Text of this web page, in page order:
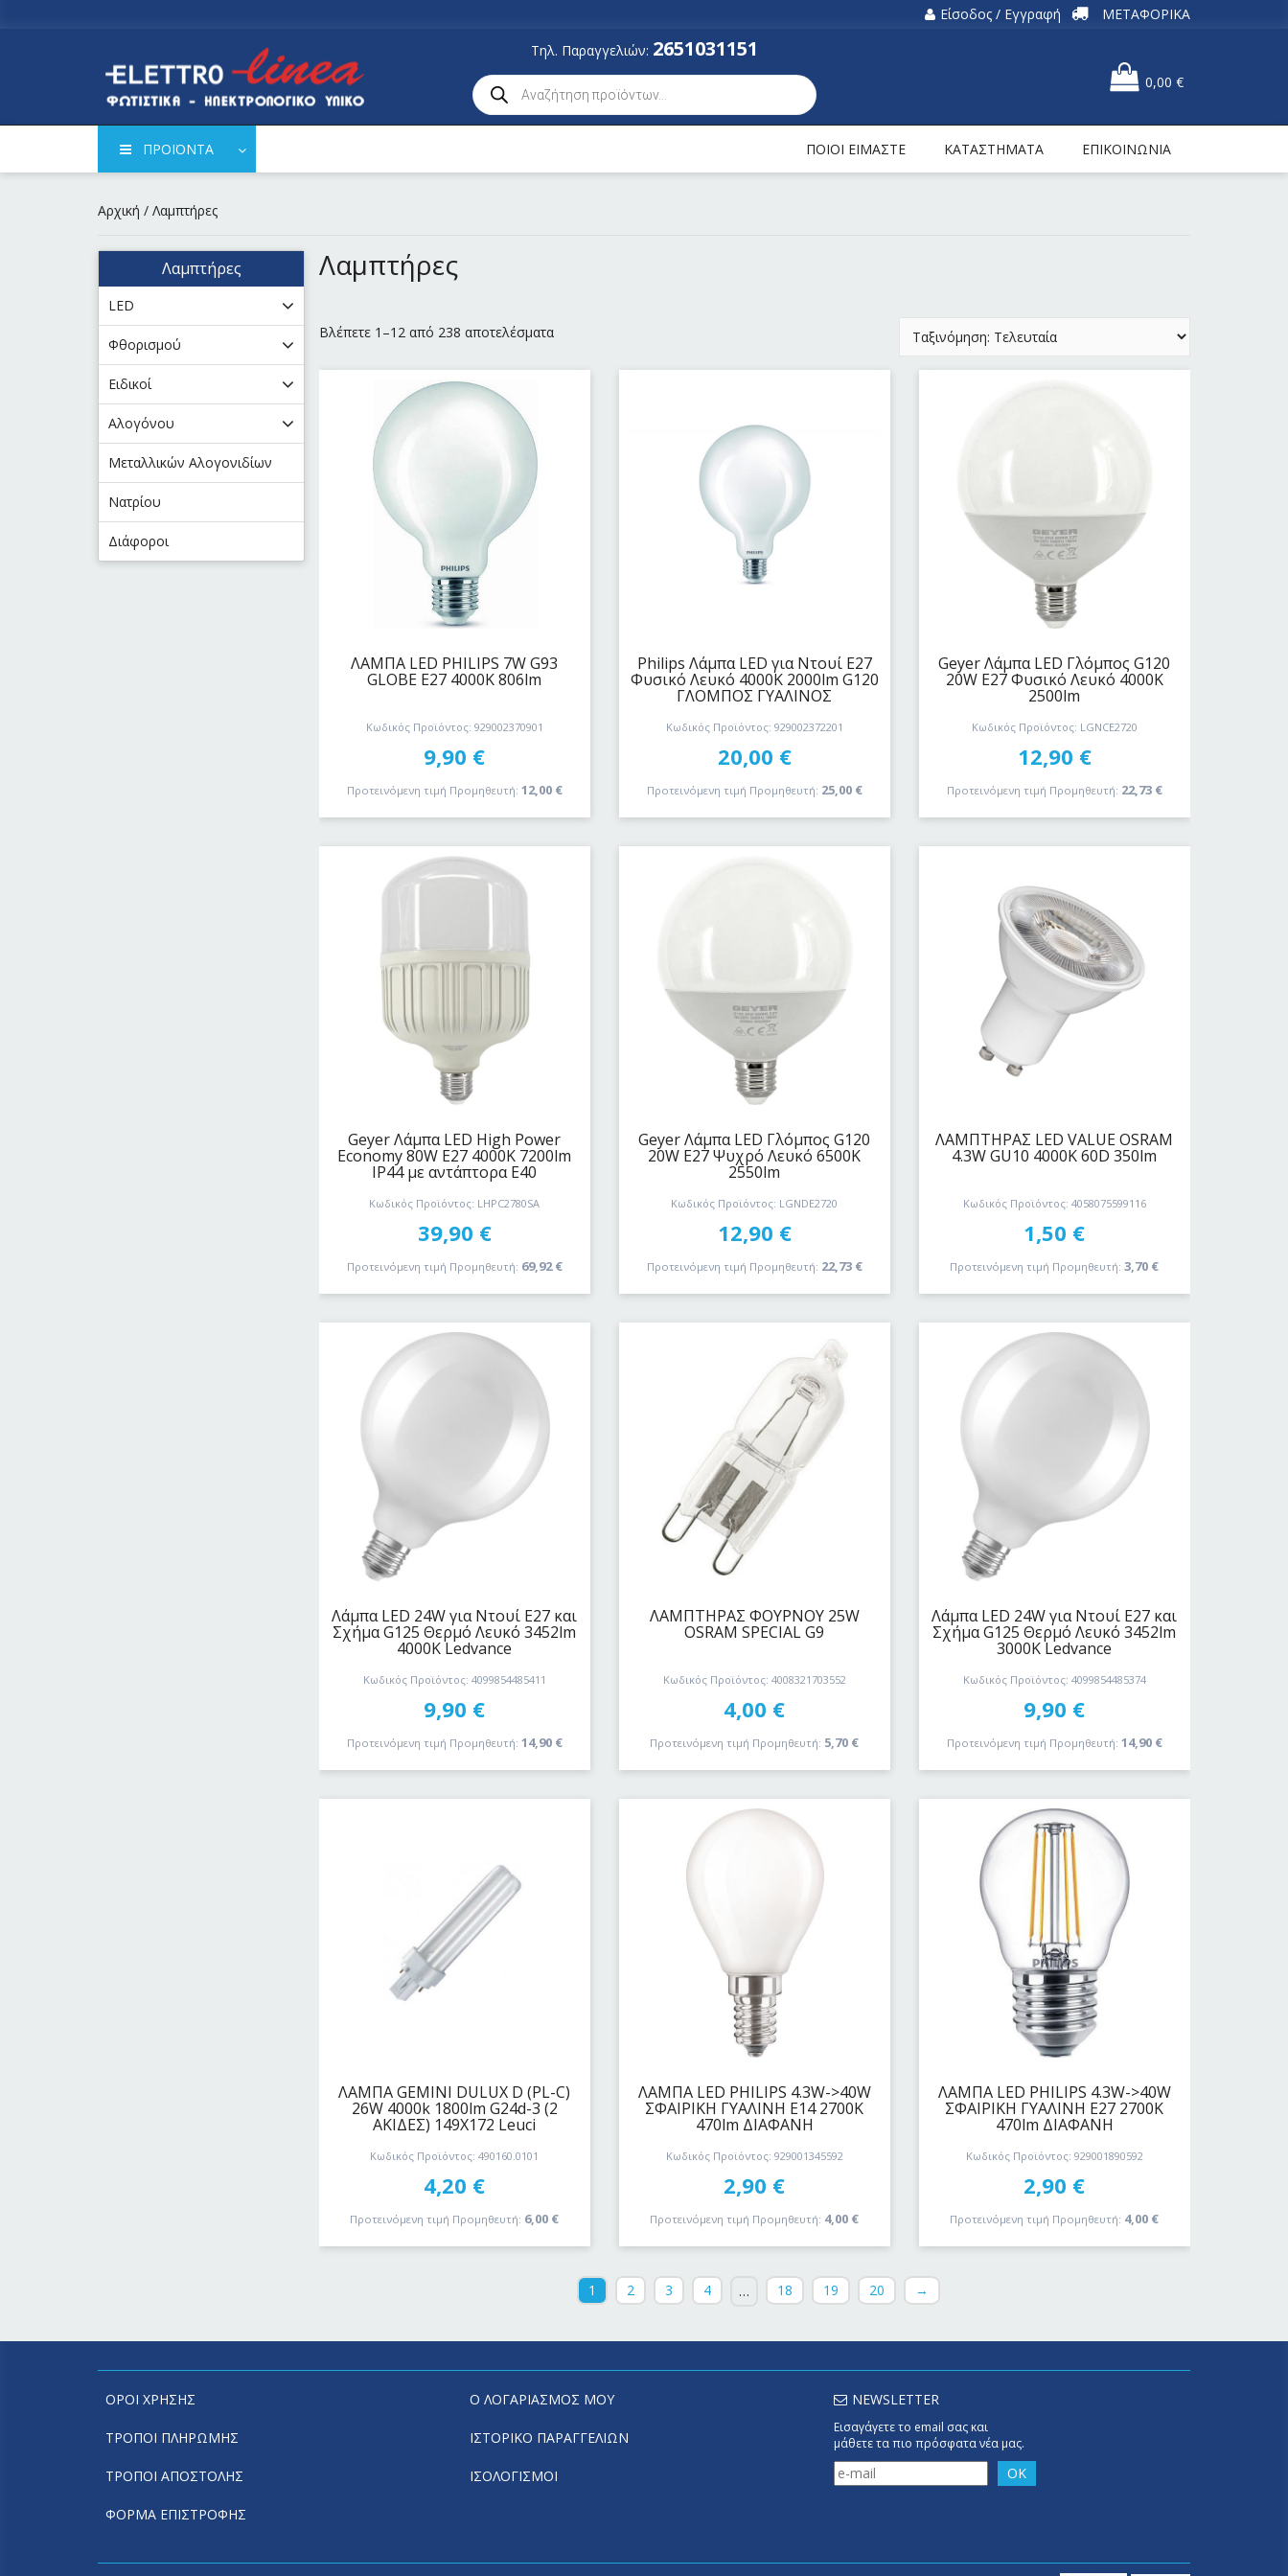
Είσοδος / Εγγραφή
ΜΕΤΑΦΟΡΙΚΑ
Τηλ. Παραγγελιών: 2651031151
0,00 €
ΠΡΟΪΟΝΤΑ ΠΟΙΟΙ ΕΙΜΑΣΤΕ ΚΑΤΑΣΤΗΜΑΤΑ ΕΠΙΚΟΙΝΩΝΙΑ
Αρχική / Λαμπτήρες
Λαμπτήρες
LED
Φθορισμού
Ειδικοί
Αλογόνου
Μεταλλικών Αλογονιδίων
Νατρίου
Διάφοροι
Λαμπτήρες
Βλέπετε 1–12 από 238 αποτελέσματα
ΛΑΜΠΑ LED PHILIPS 7W G93
GLOBE E27 4000K 806lm
Κωδικός Προϊόντος: 929002370901
9,90 €
Προτεινόμενη τιμή Προμηθευτή: 12,00 €
Philips Λάμπα LED για Ντουί E27
Φυσικό Λευκό 4000K 2000lm G120
ΓΛΟΜΠΟΣ ΓΥΑΛΙΝΟΣ
Κωδικός Προϊόντος: 929002372201
20,00 €
Προτεινόμενη τιμή Προμηθευτή: 25,00 €
Geyer Λάμπα LED Γλόμπος G120
20W E27 Φυσικό Λευκό 4000K
2500lm
Κωδικός Προϊόντος: LGNCE2720
12,90 €
Προτεινόμενη τιμή Προμηθευτή: 22,73 €
Geyer Λάμπα LED High Power
Economy 80W E27 4000K 7200lm
IP44 με αντάπτορα Ε40
Κωδικός Προϊόντος: LHPC2780SA
39,90 €
Προτεινόμενη τιμή Προμηθευτή: 69,92€
Geyer Λάμπα LED Γλόμπος G120
20W E27 Ψυχρό Λευκό 6500K
2550lm
Κωδικός Προϊόντος: LGNDE2720
12,90 €
Προτεινόμενη τιμή Προμηθευτή: 22,73 €
ΛΑΜΠΤΗΡΑΣ LED VALUE OSRAM
4.3W GU10 4000K 60D 350lm
Κωδικός Προϊόντος: 4058075599116
1,50 €
Προτεινόμενη τιμή Προμηθευτή: 3,70 €
Λάμπα LED 24W για Ντουί E27 και
Σχήμα G125 Θερμό Λευκό 3452lm
4000Κ Ledvance
Κωδικός Προϊόντος: 4099854485411
9,90 €
Προτεινόμενη τιμή Προμηθευτή: 14,90 €
ΛΑΜΠΤΗΡΑΣ ΦΟΥΡΝΟΥ 25W
OSRAM SPECIAL G9
Κωδικός Προϊόντος: 4008321703552
4,00 €
Προτεινόμενη τιμή Προμηθευτή: 5,70 €
Λάμπα LED 24W για Ντουί E27 και
Σχήμα G125 Θερμό Λευκό 3452lm
3000Κ Ledvance
Κωδικός Προϊόντος: 4099854485374
9,90 €
Προτεινόμενη τιμή Προμηθευτή: 14,90 €
ΛΑΜΠΑ GEMINI DULUX D (PL-C)
26W 4000k 1800lm G24d-3 (2
ΑΚΙΔΕΣ) 149X172 Leuci
Κωδικός Προϊόντος: 490160.0101
4,20 €
Προτεινόμενη τιμή Προμηθευτή: 6,00 €
ΛΑΜΠΑ LED PHILIPS 4.3W->40W
ΣΦΑΙΡΙΚΗ ΓΥΑΛΙΝΗ E14 2700K
470lm ΔΙΑΦΑΝΗ
Κωδικός Προϊόντος: 929001345592
2,90 €
Προτεινόμενη τιμή Προμηθευτή: 4,00 €
ΛΑΜΠΑ LED PHILIPS 4.3W->40W
ΣΦΑΙΡΙΚΗ ΓΥΑΛΙΝΗ E27 2700K
470lm ΔΙΑΦΑΝΗ
Κωδικός Προϊόντος: 929001890592
2,90 €
Προτεινόμενη τιμή Προμηθευτή: 4,00 €
1 2 3 4 … 18 19 20 →
ΟΡΟΙ ΧΡΗΣΗΣ
ΤΡΟΠΟΙ ΠΛΗΡΩΜΗΣ
ΤΡΟΠΟΙ ΑΠΟΣΤΟΛΗΣ
ΦΟΡΜΑ ΕΠΙΣΤΡΟΦΗΣ
Ο ΛΟΓΑΡΙΑΣΜΟΣ ΜΟΥ
ΙΣΤΟΡΙΚΟ ΠΑΡΑΓΓΕΛΙΩΝ
ΙΣΟΛΟΓΙΣΜΟΙ
NEWSLETTER
Εισαγάγετε το email σας και
μάθετε τα πιο πρόσφατα νέα μας.